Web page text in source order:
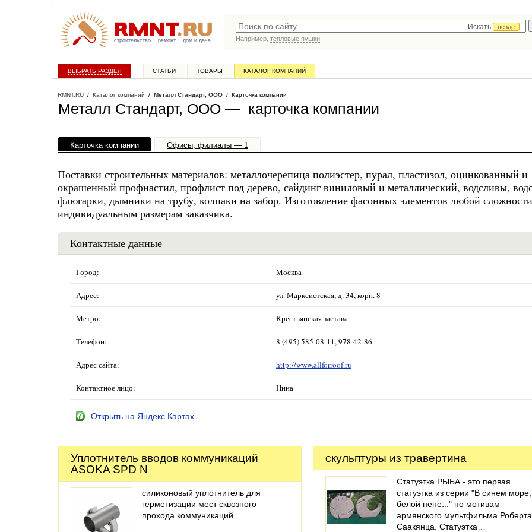
строительство ремонт дом и дача
Искать
везде
Например, тепловые пушки
ВЫБРАТЬ РАЗДЕЛ СТАТЬИ ТОВАРЫ КАТАЛОГ КОМПАНИЙ
RMNT.RU / Каталог компаний / Металл Стандарт, ООО / Карточка компании
Металл Стандарт, ООО — карточка компании
Карточка компании Офисы, филиалы — 1
Поставки строительных материалов: металлочерепица полиэстер, пурал, пластизол, оцинкованный и
окрашенный профнастил, профлист под дерево, сайдинг виниловый и металлический, водсливы,
флюгарки, дымники на трубу, колпаки на забор. Изготовление фасонных элементов любой
индивидуальным размерам заказчика.
Контактные данные
Город: Москва
Адрес: ул. Марксистская, д. 34, корп. 8
Метро: Крестьянская застава
Телефон: 8 (495) 585-08-11, 978-42-86
Адрес сайта: http://www.allforroof.ru
Контактное лицо: Нина
Открыть на Яндекс.Картах
Уплотнитель вводов коммуникаций
ASOKA SPD N
силиконовый уплотнитель для
герметизации мест сквозного
прохода коммуникаций
скульптуры из травертина
Статуэтка РЫБА - это первая
статуэтка из серии "В синем
белой пене..." по мотивам
армянского мультфильма Роберта
Саакянца. Статуэтка…